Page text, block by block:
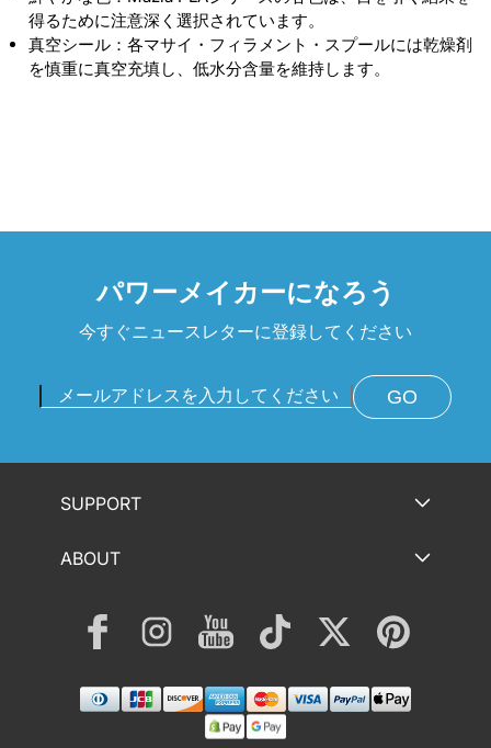
得るために注意深く選択されています。
真空シール：各マサイ・フィラメント・スプールには乾燥剤
を慎重に真空充填し、低水分含量を維持します。
パワーメイカーになろう
今すぐニュースレターに登録してください
GO
SUPPORT
ABOUT
FacebookInstagramYouTube TikTok Twitter Pinterest